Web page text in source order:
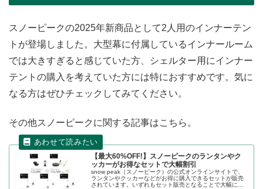
スノーピークの2025年新商品として2人用のインナーテン
トが登場しました。大型幕に付属しているインナールーム
では大きすぎると感じていた方、シェルター用にインナー
テントの購入を考えていた方には特におすすめです。気に
なる方はぜひチェックしてみてください。
その他スノーピークに関する記事はこちら。
【最大60%OFF!】スノーピークのランタンやク
ッカーがお得なセットで大幅割引
snow peak（スノーピーク）の公式オンラインサイトで、
ランタンやクッカーなどがお得に購入できるセットが販売
されています。いずれもセット販売となることで大幅に割